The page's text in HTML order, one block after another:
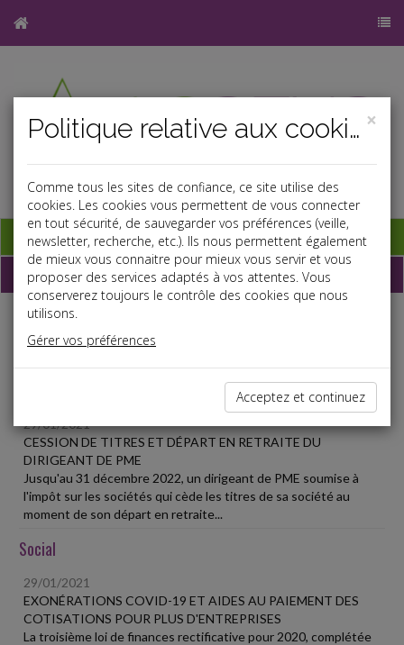
Base documentaire
Dépêches
Liste des dernières dépêches
29/01/2021
CESSION DE TITRES ET DÉPART EN RETRAITE DU
DIRIGEANT DE PME
Jusqu'au 31 décembre 2022, un dirigeant de PME soumise à
l'impôt sur les sociétés qui cède les titres de sa société au
moment de son départ en retraite...
Social
29/01/2021
EXONÉRATIONS COVID-19 ET AIDES AU PAIEMENT DES
COTISATIONS POUR PLUS D'ENTREPRISES
La troisième loi de finances rectificative pour 2020, complétée
×
Politique relative aux cookies
Comme tous les sites de confiance, ce site utilise des
cookies. Les cookies vous permettent de vous connecter
en tout sécurité, de sauvegarder vos préférences (veille,
newsletter, recherche, etc.). Ils nous permettent également
de mieux vous connaitre pour mieux vous servir et vous
proposer des services adaptés à vos attentes. Vous
conserverez toujours le contrôle des cookies que nous
utilisons.
Gérer vos préférences
Acceptez et continuez